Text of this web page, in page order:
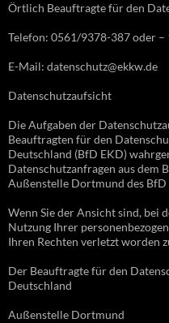
Örtlich Beauftragte für den
Telefon: 0561/9378-387 oder –
E-Mail: datenschutz@ekkw.de
Datenschutzaufsicht
Die Aufgaben der
Beauftragten für den
Deutschland (BfD EKD)
Datenschutzanfragen aus dem
Außenstelle Dortmund des BfD
Wenn Sie der Ansicht sind, bei
Nutzung Ihrer
Ihren Rechten verletzt worden
Der Beauftragte für den
Deutschland
Außenstelle Dortmund